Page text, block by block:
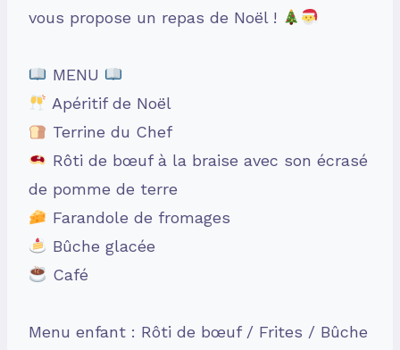
vous propose un repas de Noël !
MENU
Apéritif de Noël
Terrine du Chef
Rôti de bœuf à la braise avec son écrasé
de pomme de terre
Farandole de fromages
Bûche glacée
Café
Menu enfant : Rôti de bœuf / Frites / Bûche